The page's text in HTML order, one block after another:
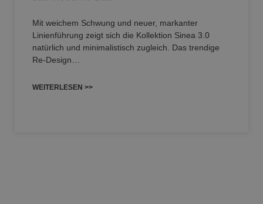
Mit weichem Schwung und neuer, markanter
Linienführung zeigt sich die Kollektion Sinea 3.0
natürlich und minimalistisch zugleich. Das trendige
Re-Design…
WEITERLESEN >>